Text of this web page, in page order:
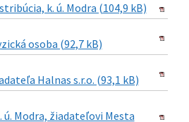
k. ú. Modra (104,9 kB)
osoba (92,7 kB)
Halnas s.r.o. (93,1 kB)
Modra, žiadateľovi Mesta